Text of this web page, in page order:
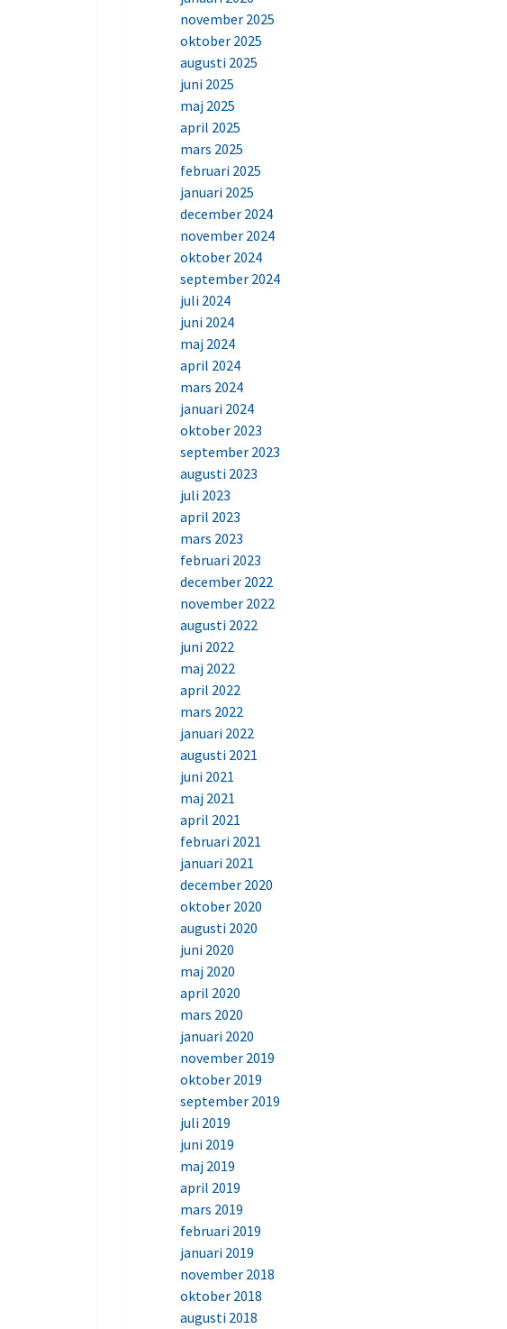
november 2025
oktober 2025
augusti 2025
juni 2025
maj 2025
april 2025
mars 2025
februari 2025
januari 2025
december 2024
november 2024
oktober 2024
september 2024
juli 2024
juni 2024
maj 2024
april 2024
mars 2024
januari 2024
oktober 2023
september 2023
augusti 2023
juli 2023
april 2023
mars 2023
februari 2023
december 2022
november 2022
augusti 2022
juni 2022
maj 2022
april 2022
mars 2022
januari 2022
augusti 2021
juni 2021
maj 2021
april 2021
februari 2021
januari 2021
december 2020
oktober 2020
augusti 2020
juni 2020
maj 2020
april 2020
mars 2020
januari 2020
november 2019
oktober 2019
september 2019
juli 2019
juni 2019
maj 2019
april 2019
mars 2019
februari 2019
januari 2019
november 2018
oktober 2018
augusti 2018